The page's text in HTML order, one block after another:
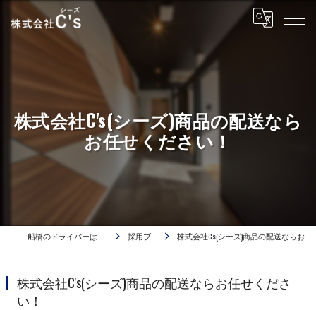
株式会社C's(シーズ)商品の配送なら
お任せください！
採用ブログ 株式会社C's(シーズ)商品の配送ならお任せください！
株式会社C's(シーズ)商品の配送ならお任せくださ
い！